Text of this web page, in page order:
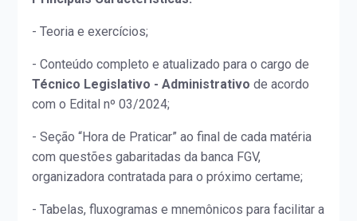
- Teoria e exercícios;
- Conteúdo completo e atualizado para o cargo de
Técnico Legislativo - Administrativo de acordo
com o Edital nº 03/2024;
- Seção “Hora de Praticar” ao final de cada matéria
com questões gabaritadas da banca FGV,
organizadora contratada para o próximo certame;
- Tabelas, fluxogramas e mnemônicos para facilitar a